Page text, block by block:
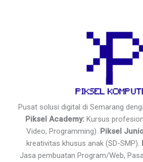
Pusat solusi digital di Semarang
Piksel Academy: Kursus
Video, Programming). Piksel
kreativitas khusus anak (SD-SMP).
Jasa pembuatan Program/Web,